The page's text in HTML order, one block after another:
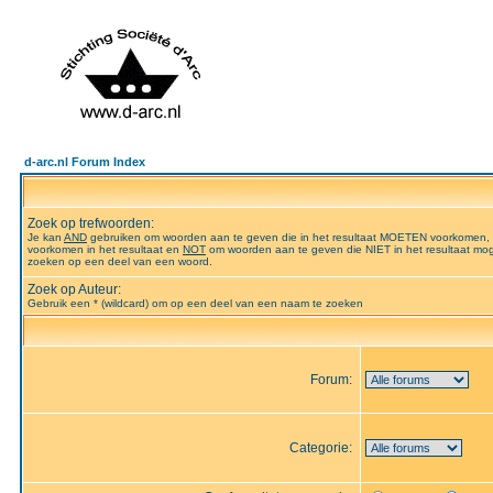
d-arc.nl Forum Index
Zoek op trefwoorden:
Je kan AND gebruiken om woorden aan te geven die in het resultaat MOETEN voorkomen,
voorkomen in het resultaat en NOT om woorden aan te geven die NIET in het resultaat
zoeken op een deel van een woord.
Zoek op Auteur:
Gebruik een * (wildcard) om op een deel van een naam te zoeken
Forum:
Categorie: